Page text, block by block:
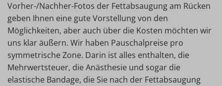
Vorher-/Nachher-Fotos der Fettabsaugung am Rücken
geben Ihnen eine gute Vorstellung von den
Möglichkeiten, aber auch über die Kosten möchten wir
uns klar äußern. Wir haben Pauschalpreise pro
symmetrische Zone. Darin ist alles enthalten, die
Mehrwertsteuer, die Anästhesie und sogar die
elastische Bandage, die Sie nach der Fettabsaugung